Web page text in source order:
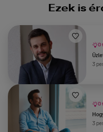
Ezek is
D
3
D
3